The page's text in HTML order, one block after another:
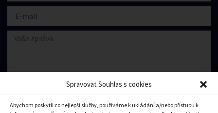
Spravovat Souhlas s cookies
Abychom poskytli co nejlepší služby, používáme k ukládání a/nebo přístupu k